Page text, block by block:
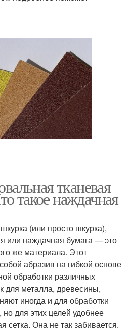
тканевая
такое наждачная
(или просто шкурка),
или наждачная бумага — это
же материала. Этот
абразив на гибкой основе
обработки различных
для металла, древесины,
иногда и для обработки
для этих целей удобнее
Она не так забивается.